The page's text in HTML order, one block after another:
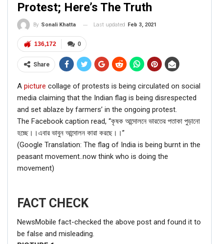
Protest; Here’s The Truth
By Sonali Khatta Last updated Feb 3, 2021
0
136,172
Share
A picture collage of protests is being circulated on social
media claiming that the Indian flag is being disrespected
and set ablaze by farmers’ in the ongoing protest.
The Facebook caption read, “কৃষক আন্দোলনে ভারতের পতাকা পুড়ানো
হচ্ছে।।এবার ভাবুন আন্দোলন কারা করছে।।”
(Google Translation: The flag of India is being burnt in the
peasant movement..now think who is doing the
movement)
FACT CHECK
NewsMobile fact-checked the above post and found it to
be false and misleading.